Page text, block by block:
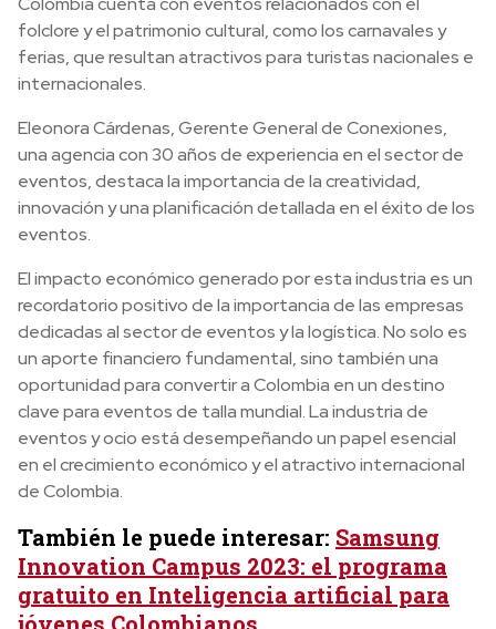
folclore y el patrimonio cultural, como los carnavales y
ferias, que resultan atractivos para turistas nacionales e
internacionales.
Eleonora Cárdenas, Gerente General de Conexiones,
una agencia con 30 años de experiencia en el sector de
eventos, destaca la importancia de la creatividad,
innovación y una planificación detallada en el éxito de los
eventos.
El impacto económico generado por esta industria es un
recordatorio positivo de la importancia de las empresas
dedicadas al sector de eventos y la logística. No solo es
un aporte financiero fundamental, sino también una
oportunidad para convertir a Colombia en un destino
clave para eventos de talla mundial. La industria de
eventos y ocio está desempeñando un papel esencial
en el crecimiento económico y el atractivo internacional
de Colombia.
También le puede interesar: Samsung
Innovation Campus 2023: el programa
gratuito en Inteligencia artificial para